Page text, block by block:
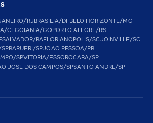
RJBRASILIA/DFBELO HORIZONTE/MG
CEGOIANIA/GOPORTO ALEGRE/RS
SALVADOR/BAFLORIANOPOLIS/SCJOINVILLE/SC
BARUERI/SPJOAO PESSOA/PB
SPVITORIA/ESSOROCABA/SP
JOSE DOS CAMPOS/SPSANTO ANDRE/SP